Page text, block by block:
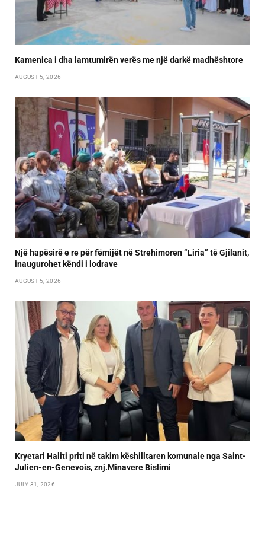
Kamenica i dha lamtumirën verës me një darkë madhështore
AUGUST 5, 2026
Një hapësirë e re për fëmijët në Strehimoren “Liria” të Gjilanit,
inaugurohet këndi i lodrave
AUGUST 5, 2026
Kryetari Haliti priti në takim këshilltaren komunale nga Saint-
Julien-en-Genevois, znj.Minavere Bislimi
JULY 31, 2026